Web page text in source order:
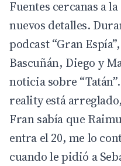
Fuentes cercanas a
nuevos detalles.
podcast “Gran
Bascuñán, Diego y
noticia sobre
reality está
Fran sabía que
entra el 20, me lo
cuando le pidió a